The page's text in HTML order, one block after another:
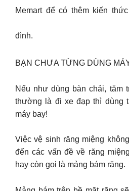
Memart để có thêm kiến
đình.
BẠN CHƯA TỪNG DÙNG
Nếu như dùng bàn chải, tăm
thường là đi xe đạp thì dùng
máy bay!
Việc vệ sinh răng miệng
đến các vấn đề về răng
hay còn gọi là mảng bám răng.